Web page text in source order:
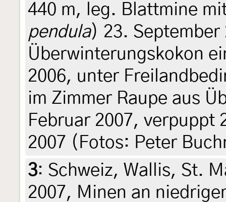
440 m, leg. Blattmine
pendula) 23.
Überwinterungskokon
2006, unter
im Zimmer Raupe aus
Februar 2007, verpuppt
2007 (Fotos: Peter
3: Schweiz, Wallis, St.
2007, Minen an